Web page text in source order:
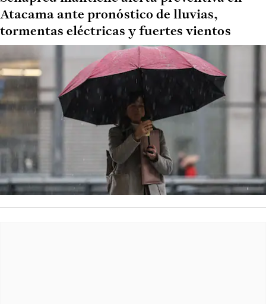
Atacama ante pronóstico de lluvias,
tormentas eléctricas y fuertes vientos